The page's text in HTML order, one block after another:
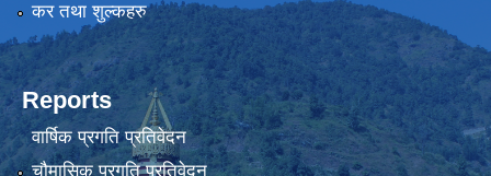
कर तथा शुल्कहरु
Reports
वार्षिक प्रगति प्रतिवेदन
चौमासिक प्रगति प्रतिवेदन